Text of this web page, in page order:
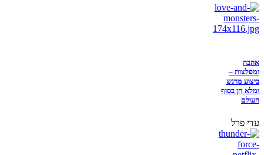
אהבה
ומפלצות –
ביצוע מרגש
ומלא חן בסוף
העולם
עדי פרל